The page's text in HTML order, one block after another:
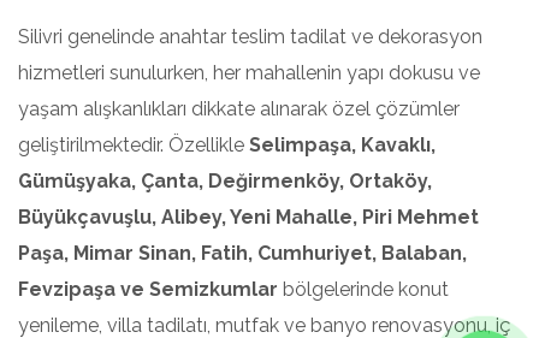
Silivri genelinde anahtar teslim tadilat ve dekorasyon
hizmetleri sunulurken, her mahallenin yapı dokusu ve
yaşam alışkanlıkları dikkate alınarak özel çözümler
geliştirilmektedir. Özellikle Selimpaşa, Kavaklı,
Gümüşyaka, Çanta, Değirmenköy, Ortaköy,
Büyükçavuşlu, Alibey, Yeni Mahalle, Piri Mehmet
Paşa, Mimar Sinan, Fatih, Cumhuriyet, Balaban,
Fevzipaşa ve Semizkumlar bölgelerinde konut
yenileme, villa tadilatı, mutfak ve banyo renovasyonu, iç